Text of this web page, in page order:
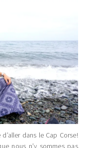
dans le Cap Corse!
nous n’y sommes pas